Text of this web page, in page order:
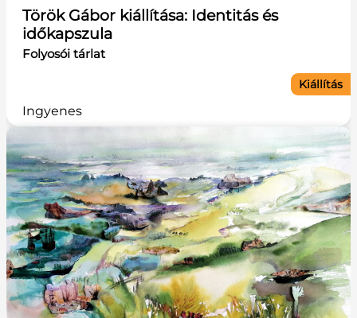
Török Gábor kiállítása: Identitás és
időkapszula
Folyosói tárlat
Ingyenes
Kiállítás